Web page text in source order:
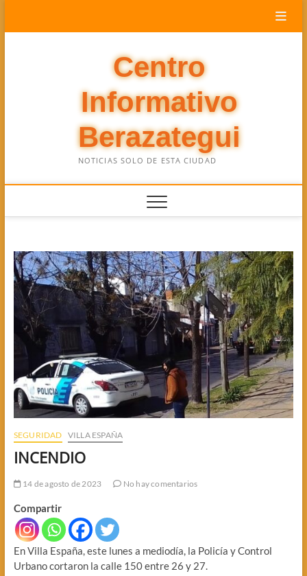
Centro
Informativo
Berazategui
NOTICIAS SOLO DE ESTA CIUDAD
SEGURIDAD VILLA ESPAÑA
INCENDIO
14 de agosto de 2023 No hay comentarios
Compartir
En Villa España, este lunes a mediodía, la Policía y Control
Urbano cortaron la calle 150 entre 26 y 27.